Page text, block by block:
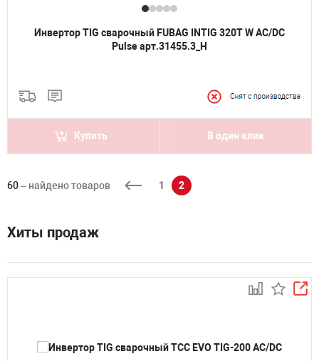
Инвертор TIG сварочный FUBAG INTIG 320T W AC/DC
Pulse арт.31455.3_Н
Купить В один клик
60– найдено товаров 1 2
Хиты продаж